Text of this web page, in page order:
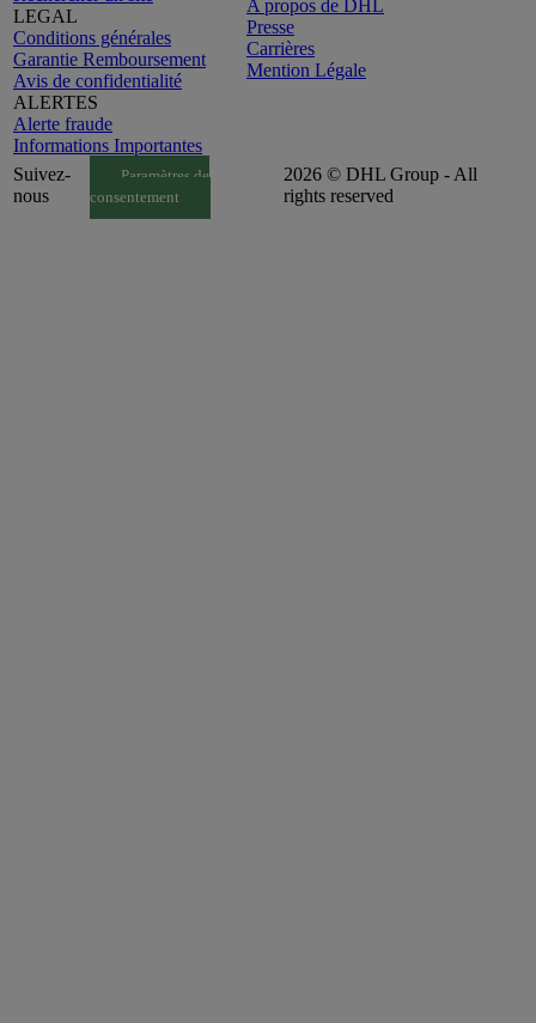
LEGAL
Conditions générales
Garantie Remboursement
Avis de confidentialité
ALERTES
Alerte fraude
Informations Importantes
A propos de DHL
Presse
Carrières
Mention Légale
Suivez-
nous
Paramètres de
consentement
2026 © DHL Group - All
rights reserved